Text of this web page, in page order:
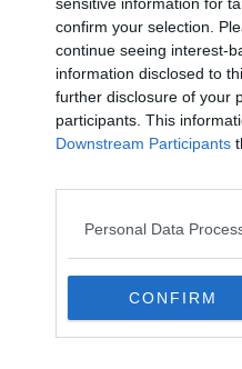
confirm your selection.
continue seeing interest-
information disclosed to
further disclosure of your
participants. This
Downstream Participants
Personal Data
CONFIRM
Kommentaren skal
Kommentarer
Der er ikke tilføjet